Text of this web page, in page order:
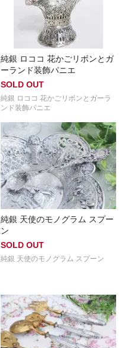
純銀 ロココ 花かごリボンとガ
ーランド装飾パニエ
SOLD OUT
純銀 ロココ 花かごリボンとガーラ
ンド装飾パニエ
純銀 天使のモノグラム スプー
ン
SOLD OUT
純銀 天使のモノグラム スプーン